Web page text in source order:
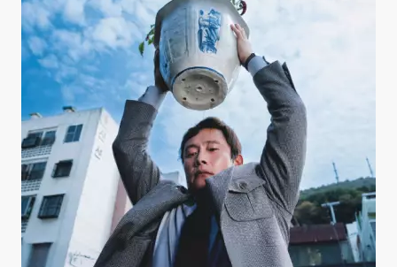
Aucun autre choix